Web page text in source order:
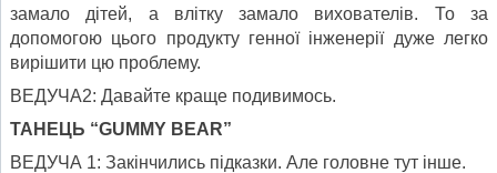
замало дітей, а влітку замало вихователів. То за
допомогою цього продукту генної інженерії дуже легко
вирішити цю проблему.
ВЕДУЧА2: Давайте краще подивимось.
ТАНЕЦЬ “GUMMY BEAR”
ВЕДУЧА 1: Закінчились підказки. Але головне тут інше.